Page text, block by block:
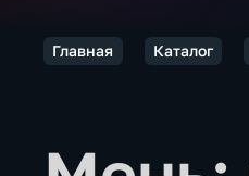
Главная Каталог